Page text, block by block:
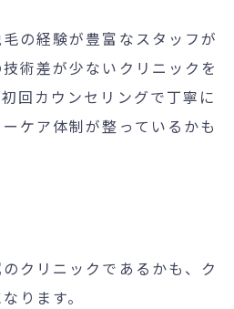
の経験が豊富なスタッフが
術差が少ないクリニックを
回カウンセリングで丁寧に
ケア体制が整っているかも
クリニックであるかも、ク
ります。